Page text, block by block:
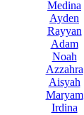
Medina
Ayden
Rayyan
Adam
Noah
Azzahra
Aisyah
Maryam
Irdina